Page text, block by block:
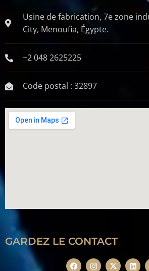
Usine de fabrication, 7e zone
City, Menoufia, Égypte.
+2 048 2625225
Code postal : 32897
GARDEZ LE CONTACT